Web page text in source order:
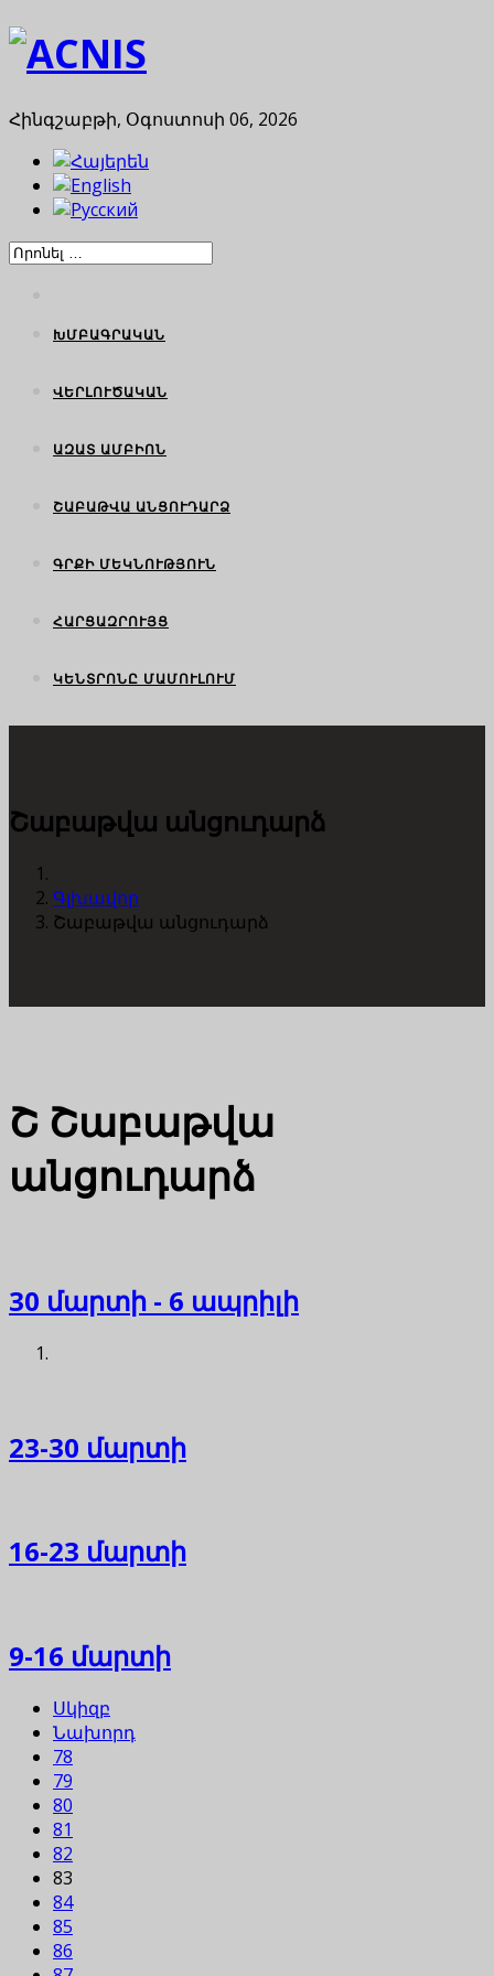
Հինգշաբթի, Օգոստոսի 06, 2026
ԽՄԲԱԳՐԱԿԱՆ
ՎԵՐԼՈՒԾԱԿԱՆ
ԱԶԱՏ ԱՄԲԻՈՆ
ՇԱԲԱԹՎԱ ԱՆՑՈՒԴԱՐՁ
ԳՐՔԻ ՄԵԿՆՈՒԹՅՈՒՆ
ՀԱՐՑԱԶՐՈՒՅՑ
ԿԵՆՏՐՈՆԸ ՄԱՄՈՒԼՈՒՄ
Շաբաթվա անցուդարձ
Գլխավոր
Շաբաթվա անցուդարձ
Շ Շաբաթվա
անցուդարձ
30 մարտի - 6 ապրիլի
23-30 մարտի
16-23 մարտի
9-16 մարտի
Սկիզբ
Նախորդ
78
79
80
81
82
83
84
85
86